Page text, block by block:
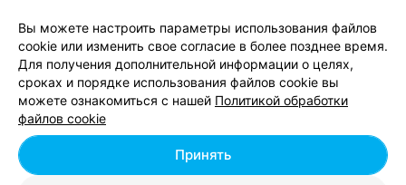
Добавить компанию
Добавить специалиста
Вы можете настроить параметры использования файлов
cookie или изменить свое согласие в более позднее время.
Для получения дополнительной информации о целях,
сроках и порядке использования файлов cookie вы
можете ознакомиться с нашей Политикой обработки
файлов cookie
Принять